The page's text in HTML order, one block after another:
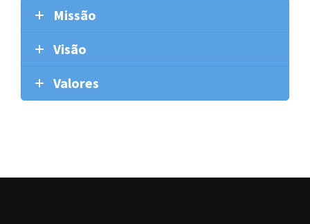
Missão
Visão
Valores